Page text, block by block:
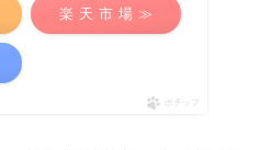
楽 天 市 場 ≫
ポチップ